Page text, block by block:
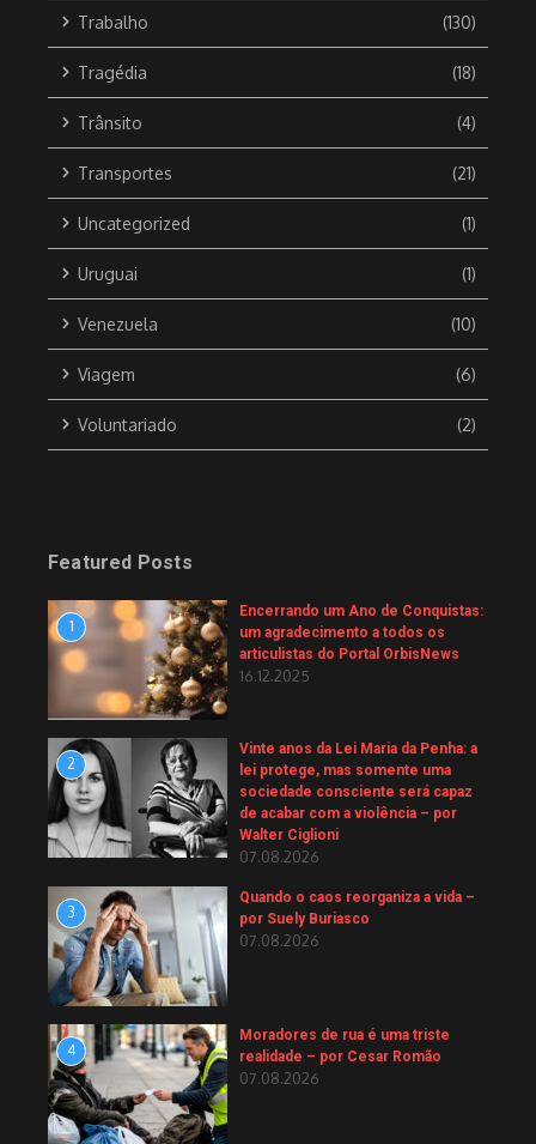
Trabalho (130)
Tragédia (18)
Trânsito (4)
Transportes (21)
Uncategorized (1)
Uruguai (1)
Venezuela (10)
Viagem (6)
Voluntariado (2)
Featured Posts
1
Encerrando um Ano de Conquistas:
um agradecimento a todos os
articulistas do Portal OrbisNews
16.12.2025
2
Vinte anos da Lei Maria da Penha: a
lei protege, mas somente uma
sociedade consciente será capaz
de acabar com a violência – por
Walter Ciglioni
07.08.2026
3
Quando o caos reorganiza a vida –
por Suely Buriasco
07.08.2026
4
Moradores de rua é uma triste
realidade – por Cesar Romão
07.08.2026